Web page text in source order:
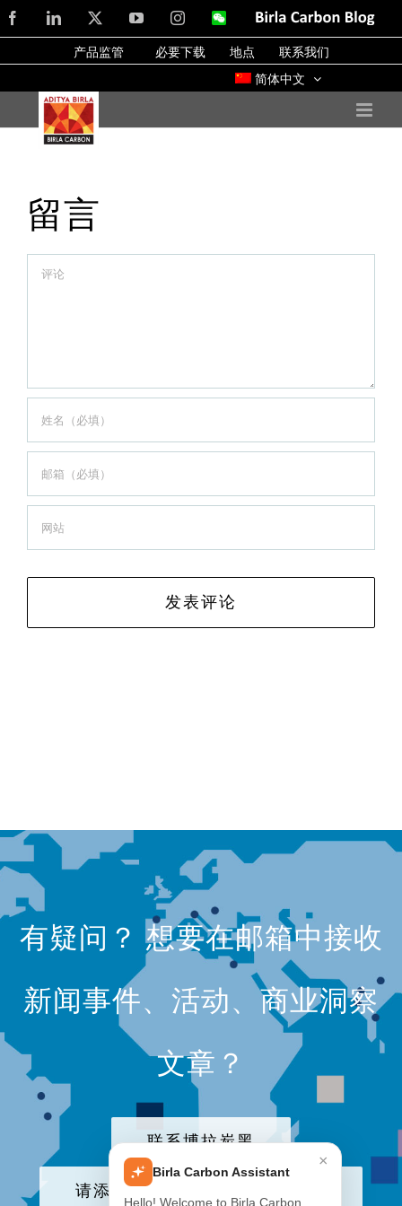
Skip
to
content
FacebookLinkedIn YouTubeInstagramWeChatBirla
Blog
产品监管 必要下载 地点
联系我们
简体中文
留言
Comment
有疑问？ 想要在邮箱中接收
新闻事件、活动、商业洞察
文章？
联系博拉炭黑
请添加我们公司至电子邮件列表
×
Birla Carbon Assistant
Hello! Welcome to Birla Carbon